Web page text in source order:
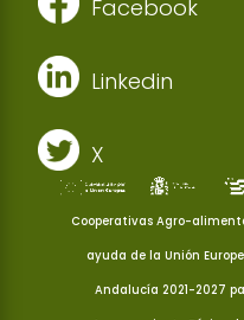
Facebook
Linkedin
X
Cooperativas Agro-
ayuda de la Unión
Andalucía 2021-2027